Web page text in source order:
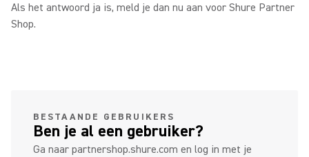
Als het antwoord ja is, meld je dan nu aan voor Shure Partner
Shop.
BESTAANDE GEBRUIKERS
Ben je al een gebruiker?
Ga naar partnershop.shure.com en log in met je